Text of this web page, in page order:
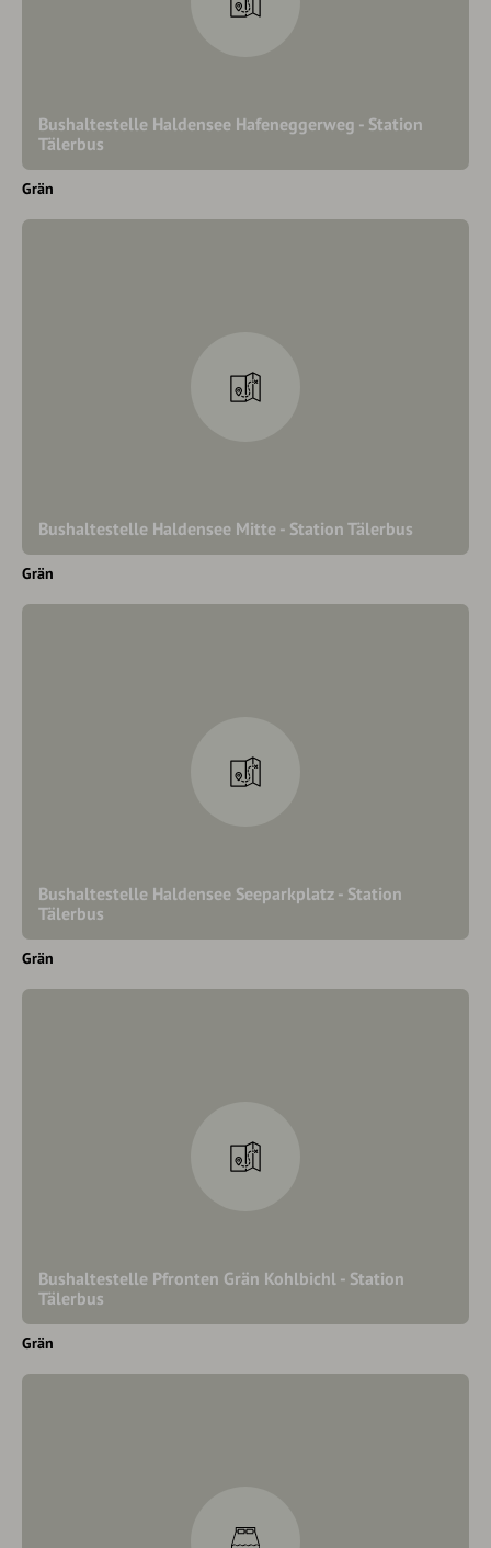
Bushaltestelle Haldensee Hafeneggerweg - Station
Tälerbus
Grän
Bushaltestelle Haldensee Mitte - Station Tälerbus
Grän
Bushaltestelle Haldensee Seeparkplatz - Station
Tälerbus
Grän
Bushaltestelle Pfronten Grän Kohlbichl - Station
Tälerbus
Grän